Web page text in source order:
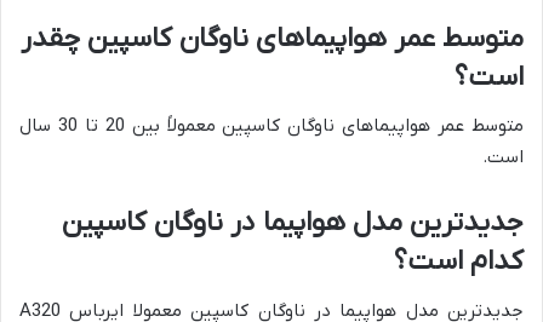
متوسط عمر هواپیماهای ناوگان کاسپین چقدر
است؟
متوسط عمر هواپیماهای ناوگان کاسپین معمولاً بین 20 تا 30 سال
است.
جدیدترین مدل هواپیما در ناوگان کاسپین
کدام است؟
جدیدترین مدل هواپیما در ناوگان کاسپین معمولا ایرباس A320